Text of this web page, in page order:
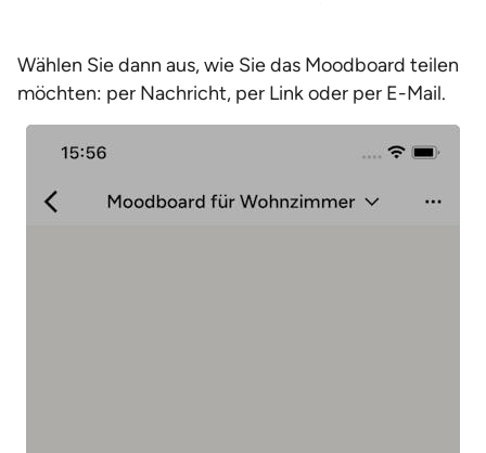
Wählen Sie dann aus, wie Sie das Moodboard teilen
möchten: per Nachricht, per Link oder per E-Mail.